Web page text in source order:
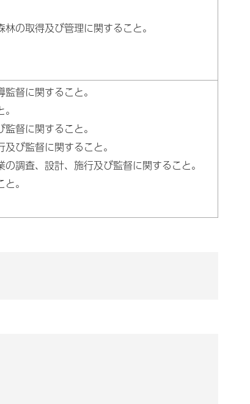
の取得及び管理に関すること。
督に関すること。
督に関すること。
び監督に関すること。
調査、設計、施行及び監督に関すること。
。